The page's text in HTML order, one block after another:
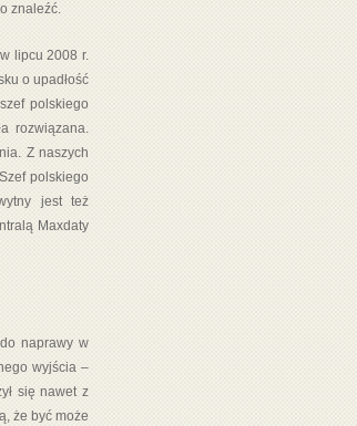
znaleźć.
lipcu 2008 r.
o upadłość
polskiego
rozwiązana.
Z naszych
polskiego
jest też
Maxdaty
naprawy w
wyjścia –
się nawet z
że być może